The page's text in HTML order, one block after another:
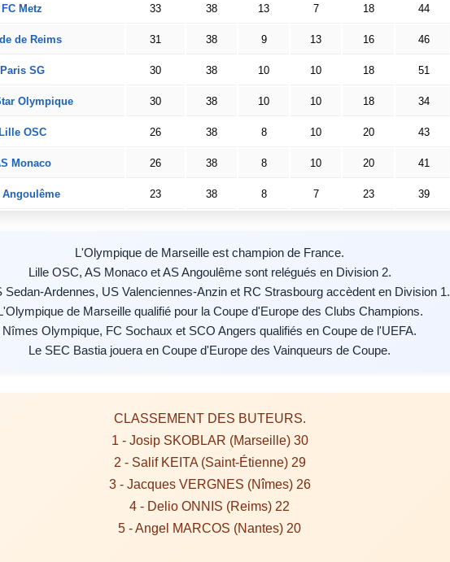
FC Metz 33 38 13 7 18 44
de Reims 31 38 9 13 16 46
Paris SG 30 38 10 10 18 51
Olympique 30 38 10 10 18 34
Lille OSC 26 38 8 10 20 43
Monaco 26 38 8 10 20 41
Angoulême 23 38 8 7 23 39
L'Olympique de Marseille est champion de France.
Lille OSC, AS Monaco et AS Angoulême sont relégués en Division 2.
Sedan-Ardennes, US Valenciennes-Anzin et RC Strasbourg accèdent en Division 1.
de Marseille qualifié pour la Coupe d'Europe des Clubs Champions.
Nîmes Olympique, FC Sochaux et SCO Angers qualifiés en Coupe de l'UEFA.
Le SEC Bastia jouera en Coupe d'Europe des Vainqueurs de Coupe.
CLASSEMENT DES BUTEURS.
1 - Josip SKOBLAR (Marseille) 30
2 - Salif KEITA (Saint-Étienne) 29
3 - Jacques VERGNES (Nîmes) 26
4 - Delio ONNIS (Reims) 22
5 - Angel MARCOS (Nantes) 20